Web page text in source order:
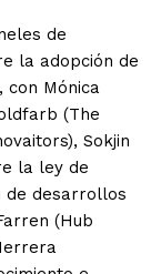
de
la adopción de
Mónica
(The
Sokjin
la ley de
de desarrollos
(Hub